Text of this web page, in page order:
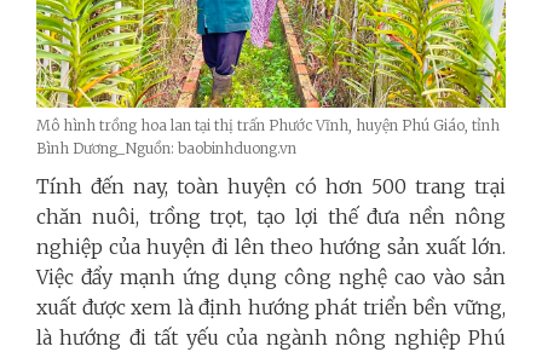
Mô hình trồng hoa lan tại thị trấn Phước Vĩnh, huyện Phú Giáo, tỉnh
Bình Dương_Nguồn: baobinhduong.vn
Tính đến nay, toàn huyện có hơn 500 trang trại
chăn nuôi, trồng trọt, tạo lợi thế đưa nền nông
nghiệp của huyện đi lên theo hướng sản xuất lớn.
Việc đẩy mạnh ứng dụng công nghệ cao vào sản
xuất được xem là định hướng phát triển bền vững,
là hướng đi tất yếu của ngành nông nghiệp Phú